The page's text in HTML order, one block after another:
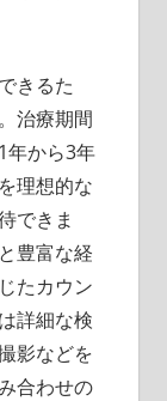
きるた
治療期間
年から3年
理想的な
できま
豊富な経
たカウン
詳細な検
影などを
合わせの